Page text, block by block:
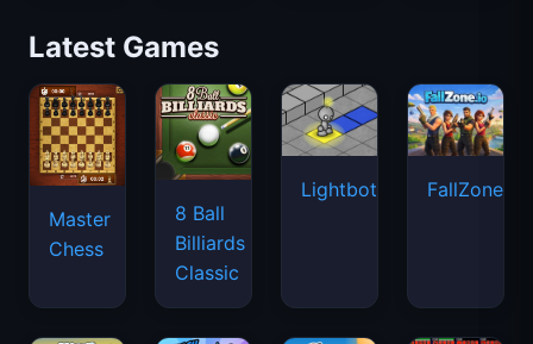
Latest Games
Master
Chess
8 Ball
Billiards
Classic
Lightbot FallZone.io